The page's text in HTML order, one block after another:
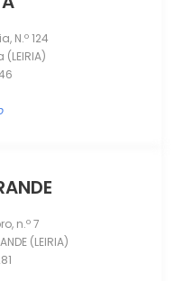
N.º 124
n.º 7
(LEIRIA)